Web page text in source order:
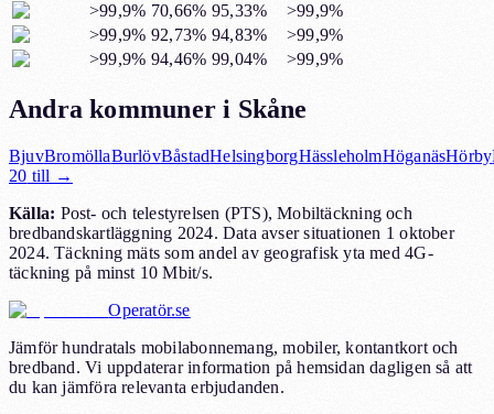
>99,9% 70,66% 95,33%
>99,9%
>99,9% 92,73% 94,83%
>99,9%
>99,9% 94,46% 99,04% >99,9%
Andra kommuner i Skåne
BjuvBromöllaBurlövBåstadHelsingborgHässleholmHöganäsHörby
20 till →
Källa: Post- och telestyrelsen (PTS), Mobiltäckning och
bredbandskartläggning 2024. Data avser situationen 1 oktober
2024. Täckning mäts som andel av geografisk yta med 4G-
täckning på minst 10 Mbit/s.
Operatör.se
Jämför hundratals mobilabonnemang, mobiler, kontantkort och
bredband. Vi uppdaterar information på hemsidan dagligen så att
du kan jämföra relevanta erbjudanden.